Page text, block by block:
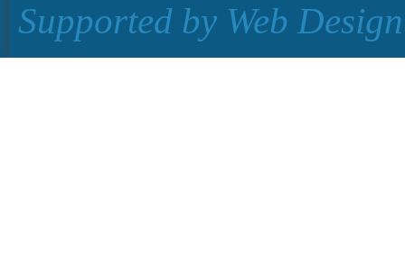
Supported by Web